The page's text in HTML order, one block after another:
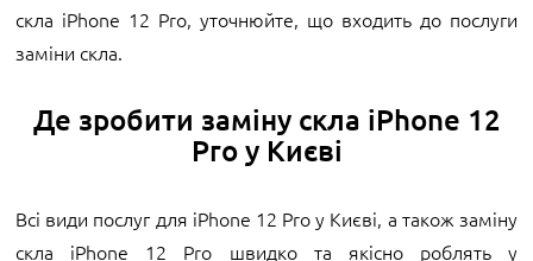
скла iPhone 12 Pro, уточнюйте, що входить до послуги
заміни скла.
Де зробити заміну скла iPhone 12
Pro у Києві
Всі види послуг для iPhone 12 Pro у Києві, а також заміну
скла iPhone 12 Pro швидко та якісно роблять у